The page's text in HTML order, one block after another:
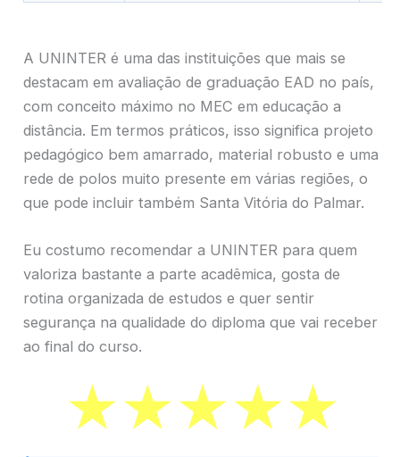
A UNINTER é uma das instituições que mais se
destacam em avaliação de graduação EAD no país,
com conceito máximo no MEC em educação a
distância. Em termos práticos, isso significa projeto
pedagógico bem amarrado, material robusto e uma
rede de polos muito presente em várias regiões, o
que pode incluir também Santa Vitória do Palmar.
Eu costumo recomendar a UNINTER para quem
valoriza bastante a parte acadêmica, gosta de
rotina organizada de estudos e quer sentir
segurança na qualidade do diploma que vai receber
ao final do curso.